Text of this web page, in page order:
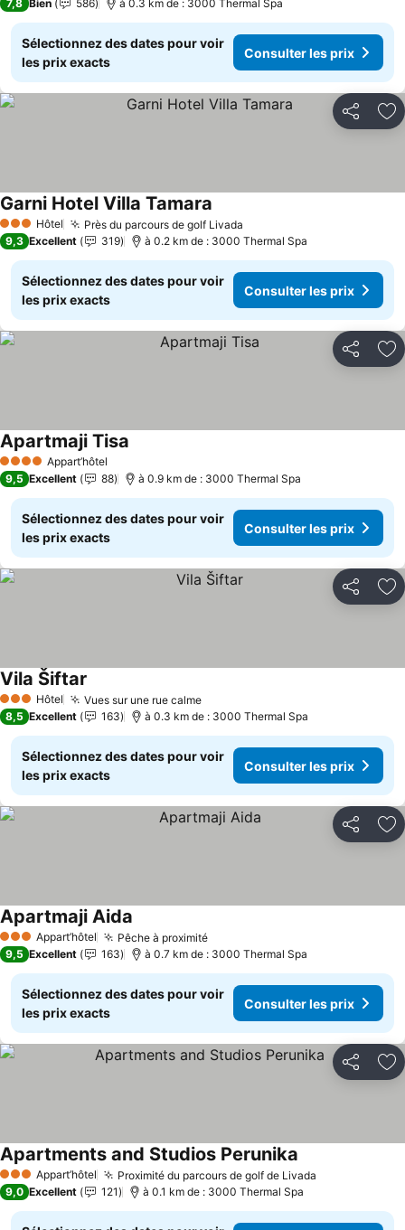
7,8 Bien 586 à 0.3 km de : 3000 Thermal Spa
Sélectionnez des dates pour voir
les prix exacts
Consulter les prix
Partager
3 ÉtoilesHôtel Près du parcours de golf Livada
Garni Hotel Villa Tamara
9,3 Excellent 319 à 0.2 km de : 3000 Thermal Spa
Sélectionnez des dates pour voir
les prix exacts
Consulter les prix
Partager
4 Étoiles Appart’hôtel
Apartmaji Tisa
9,5 Excellent 88 à 0.9 km de : 3000 Thermal Spa
Sélectionnez des dates pour voir
les prix exacts
Consulter les prix
Partager
3 ÉtoilesHôtel Vues sur une rue calmeConsulter les prix
Vila Šiftar
8,5 Excellent 163 à 0.3 km de : 3000 Thermal Spa
Sélectionnez des dates pour voir
les prix exacts
Consulter les prix
Partager
3 ÉtoilesAppart’hôtel Pêche à proximitéConsulter les prix
Apartmaji Aida
9,5 Excellent 163 à 0.7 km de : 3000 Thermal Spa
Sélectionnez des dates pour voir
les prix exacts
Consulter les prix
Partager
3 ÉtoilesAppart’hôtel Proximité du parcours de golf de Livada
Apartments and Studios Perunika
9,0 Excellent 121 à 0.1 km de : 3000 Thermal Spa